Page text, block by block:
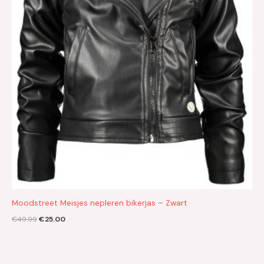
Moodstreet Meisjes nepleren bikerjas – Zwart
€49.99€25.00